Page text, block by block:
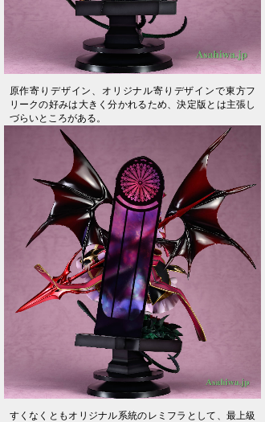
原作寄りデザイン、オリジナル寄りデザインで東方フ
リークの好みは大きく分かれるため、決定版とは主張し
づらいところがある。
すくなくともオリジナル系統のレミフラとして、最上級